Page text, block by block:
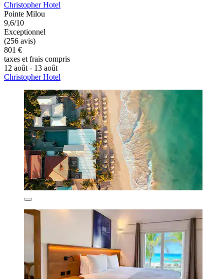
Christopher Hotel
Pointe Milou
9,6/10
Exceptionnel
(256 avis)
801 €
taxes et frais compris
12 août - 13 août
Christopher Hotel